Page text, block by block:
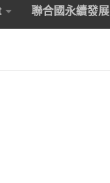
聯合國永續發